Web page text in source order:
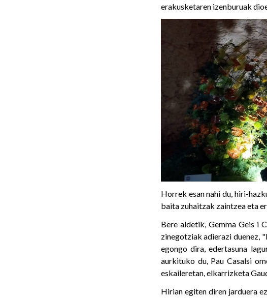
erakusketaren izenburuak
Horrek esan nahi du, hiri-
baita zuhaitzak zaintzea eta
Bere aldetik, Gemma Geis i
zinegotziak adierazi duenez,
egongo dira, edertasuna
aurkituko du, Pau Casalsi
eskaileretan, elkarrizketa
Hirian egiten diren jarduera